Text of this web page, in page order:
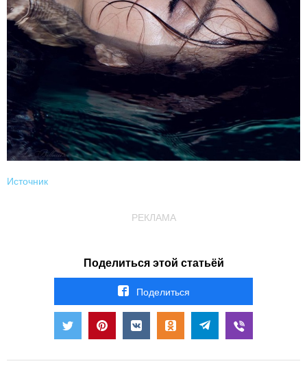
Источник
РЕКЛАМА
Поделиться этой статьёй
Поделиться